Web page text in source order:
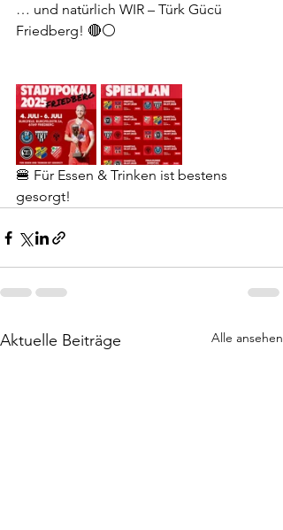
… und natürlich WIR – Türk Gücü
Friedberg! 🔴⚪️
🍔 Für Essen & Trinken ist bestens
gesorgt!
Aktuelle Beiträge Alle ansehen